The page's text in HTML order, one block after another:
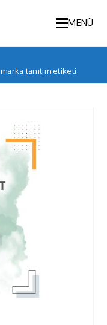
MENÜ
marka tanıtım etiketi